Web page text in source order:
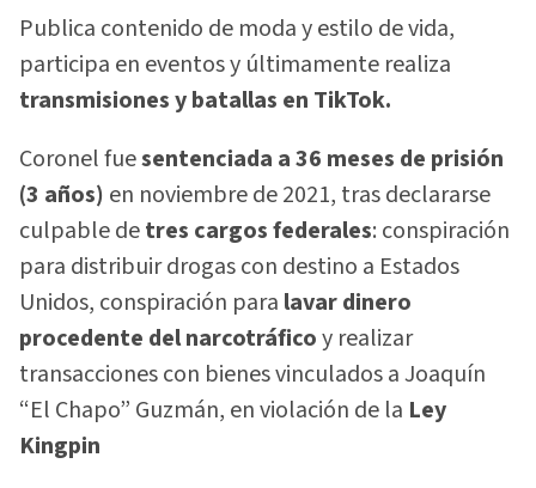
Publica contenido de moda y estilo de vida,
participa en eventos y últimamente realiza
transmisiones y batallas en TikTok.
Coronel fuesentenciada a 36 meses de prisión
(3 años) en noviembre de 2021, tras declararse
culpable detres cargos federales: conspiración
para distribuir drogas con destino a Estados
Unidos, conspiración para lavar dinero
procedente del narcotráficoy realizar
transacciones con bienes vinculados a Joaquín
“El Chapo” Guzmán, en violación de la Ley
Kingpin